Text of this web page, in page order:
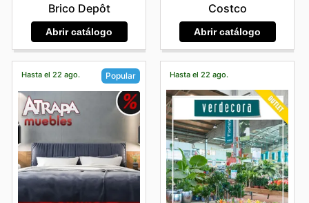
Brico Depôt
Abrir catálogo
Costco
Abrir catálogo
Hasta el 22 ago. Popular Hasta el 22 ago.